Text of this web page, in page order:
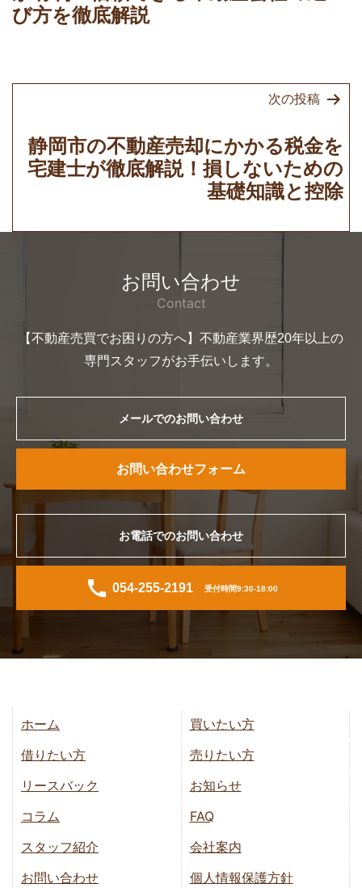
ゲ
ョ
び方を徹底解説
次の投稿
静岡市の不動産売却にかかる税金を
宅建士が徹底解説！損しないための
基礎知識と控除
お問い合わせ
Contact
【不動産売買でお困りの方へ】不動産業界歴20年以上の
専門スタッフがお手伝いします。
メールでのお問い合わせ
お問い合わせフォーム
お電話でのお問い合わせ
054-255-2191 受付時間9:30-18:00
ホーム
買いたい方
借りたい方
売りたい方
リースバック
お知らせ
コラム
FAQ
スタッフ紹介
会社案内
お問い合わせ
個人情報保護方針